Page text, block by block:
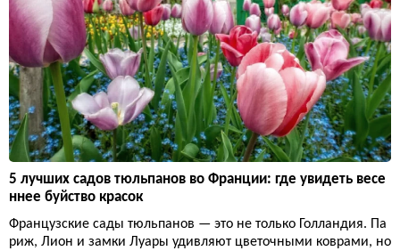
5 лучших садов тюльпанов во Франции: где увидеть весе
ннее буйство красок
Французские сады тюльпанов — это не только Голландия. Па
риж, Лион и замки Луары удивляют цветочными коврами, но